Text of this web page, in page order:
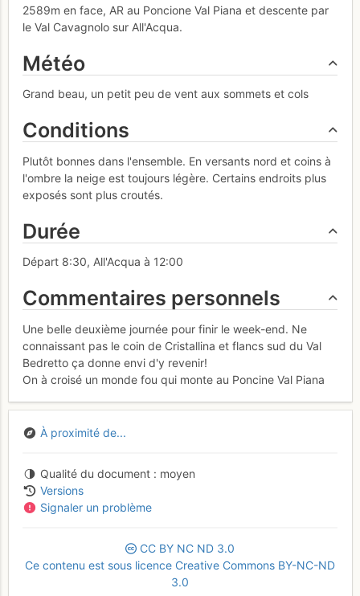
2589m en face, AR au Poncione Val Piana et descente par
le Val Cavagnolo sur All'Acqua.
Météo
Grand beau, un petit peu de vent aux sommets et cols
Conditions
Plutôt bonnes dans l'ensemble. En versants nord et coins à
l'ombre la neige est toujours légère. Certains endroits plus
exposés sont plus croutés.
Durée
Départ 8:30, All'Acqua à 12:00
Commentaires personnels
Une belle deuxième journée pour finir le week-end. Ne
connaissant pas le coin de Cristallina et flancs sud du Val
Bedretto ça donne envi d'y revenir!
On à croisé un monde fou qui monte au Poncine Val Piana
À proximité de...
Qualité du document
moyen
Versions
Signaler un problème
CC BY NC ND 3.0
Ce contenu est sous licence Creative Commons BY-NC-ND
3.0